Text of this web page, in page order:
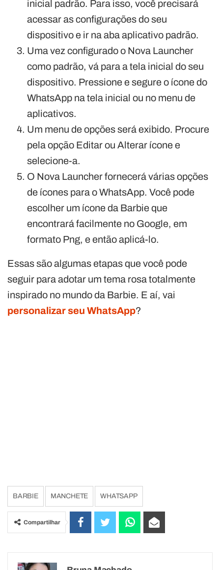
inicial padrão. Para isso, você precisará
acessar as configurações do seu
dispositivo e ir na aba aplicativo padrão.
Uma vez configurado o Nova Launcher
como padrão, vá para a tela inicial do seu
dispositivo. Pressione e segure o ícone do
WhatsApp na tela inicial ou no menu de
aplicativos.
Um menu de opções será exibido. Procure
pela opção Editar ou Alterar ícone e
selecione-a.
O Nova Launcher fornecerá várias opções
de ícones para o WhatsApp. Você pode
escolher um ícone da Barbie que
encontrará facilmente no Google, em
formato Png, e então aplicá-lo.
Essas são algumas etapas que você pode
seguir para adotar um tema rosa totalmente
inspirado no mundo da Barbie. E aí, vai
personalizar seu WhatsApp?
BARBIE MANCHETE WHATSAPP
Compartilhar